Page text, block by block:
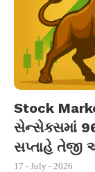
Stock
સેન્સેક્સમાં
સપ્તાહે
17 - July - 2026